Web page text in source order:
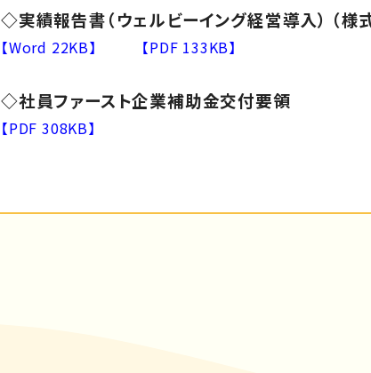
◇実績報告書（ウェルビーイング経営導入） （様式
【Word 22KB】 【PDF 133KB】
◇社員ファースト企業補助金交付要領
【PDF 308KB】